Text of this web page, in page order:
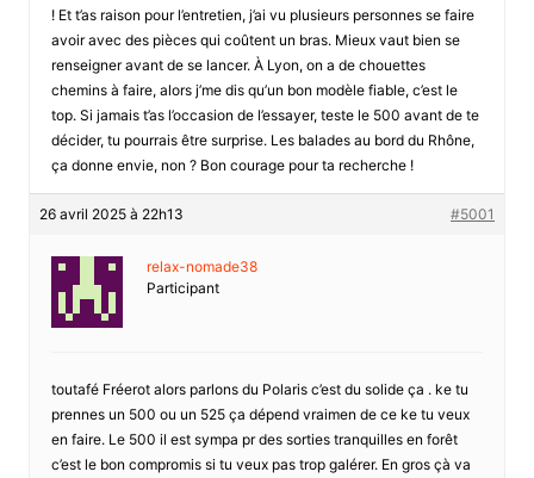
! Et t’as raison pour l’entretien, j’ai vu plusieurs personnes se faire
avoir avec des pièces qui coûtent un bras. Mieux vaut bien se
renseigner avant de se lancer. À Lyon, on a de chouettes
chemins à faire, alors j’me dis qu’un bon modèle fiable, c’est le
top. Si jamais t’as l’occasion de l’essayer, teste le 500 avant de te
décider, tu pourrais être surprise. Les balades au bord du Rhône,
ça donne envie, non ? Bon courage pour ta recherche !
26 avril 2025 à 22h13 #5001
relax-nomade38
Participant
toutafé Fréerot alors parlons du Polaris c’est du solide ça . ke tu
prennes un 500 ou un 525 ça dépend vraimen de ce ke tu veux
en faire. Le 500 il est sympa pr des sorties tranquilles en forêt
c’est le bon compromis si tu veux pas trop galérer. En gros çà va